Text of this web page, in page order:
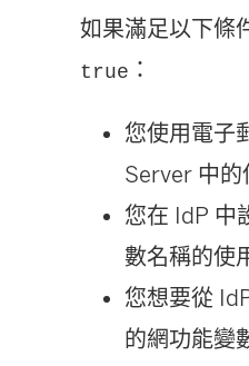
如果滿足以下條
true ：
您使用電子
Server 中的
您在 IdP 中
數名稱的使
您想要從
的網功能變